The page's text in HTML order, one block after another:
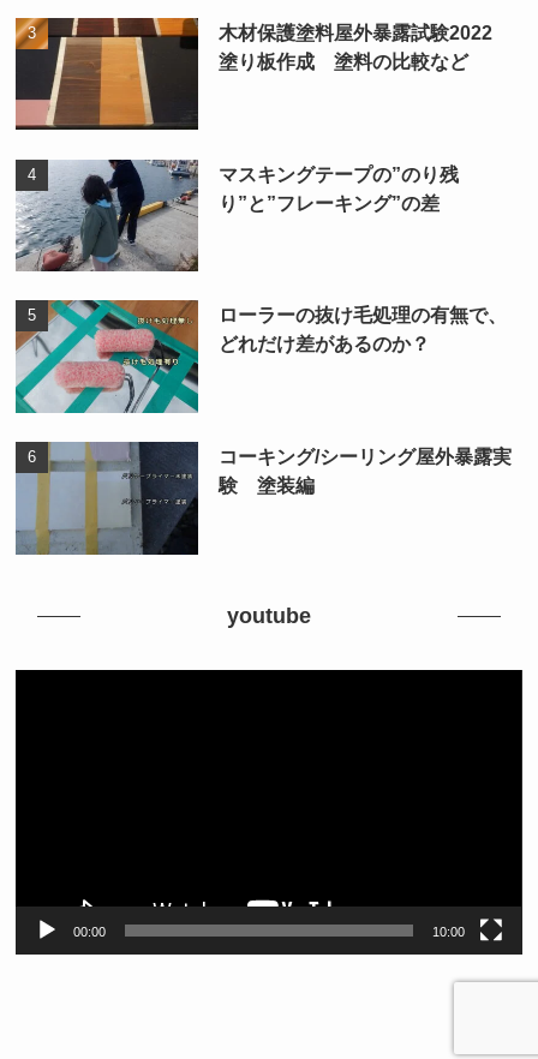
木材保護塗料屋外暴露試験2022
塗り板作成 塗料の比較など
マスキングテープの”のり残
り”と”フレーキング”の差
ローラーの抜け毛処理の有無で、
どれだけ差があるのか？
コーキング/シーリング屋外暴露実
験 塗装編
youtube
00:00 10:00